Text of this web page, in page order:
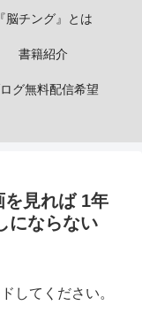
『脳チング』とは
書籍紹介
グ無料配信希望
を見れば 1年
にならない
してください。